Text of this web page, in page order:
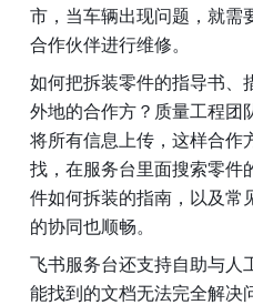
市，当车辆出现问题，就需
合作伙伴进行维修。
如何把拆装零件的指导书、
外地的合作方？质量工程团
将所有信息上传，这样合作
找，在服务台里面搜索零件
件如何拆装的指南，以及常
的协同也顺畅。
飞书服务台还支持自助与人
能找到的文档无法完全解决